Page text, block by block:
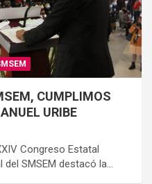
CUMPLIMOS
URIBE
Congreso Estatal
del SMSEM destacó la…